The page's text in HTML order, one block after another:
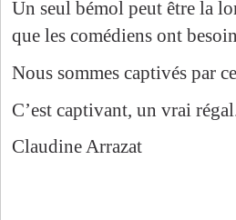
Un seul bémol peut être la
que les comédiens ont
Nous sommes captivés par
C’est captivant, un vrai
Claudine Arrazat